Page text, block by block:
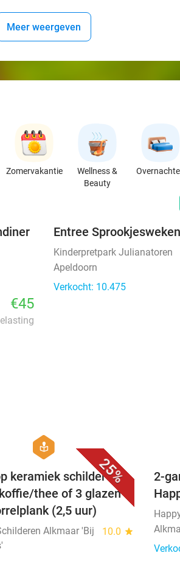
Meer weergeven
Zomervakantie
Wellness &
Beauty
€45
Entree
Kinderpretpark Julianatoren
Apeldoorn
Verkocht: 10.475
25%
hexagon
course
keramiek schilderen +
thee of 3 glazen
(2,5 uur)
Alkmaar 'Bij
10.0 star
2-